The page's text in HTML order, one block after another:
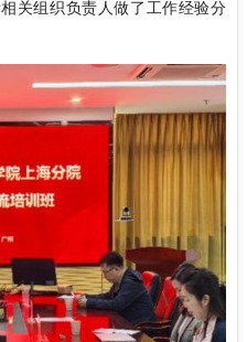
关组织负责人做了工作经验分